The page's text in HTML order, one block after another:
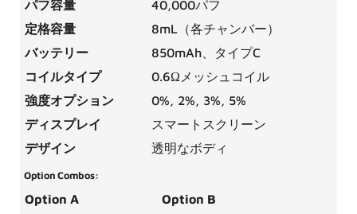
パフ容量
40,000パフ
定格容量
8mL（各チャンバー）
バッテリー
850mAh、タイプC
コイルタイプ
0.6Ωメッシュコイル
強度オプション
0%, 2%, 3%, 5%
ディスプレイ
スマートスクリーン
デザイン
透明なボディ
Option Combos:
Option A
Option B